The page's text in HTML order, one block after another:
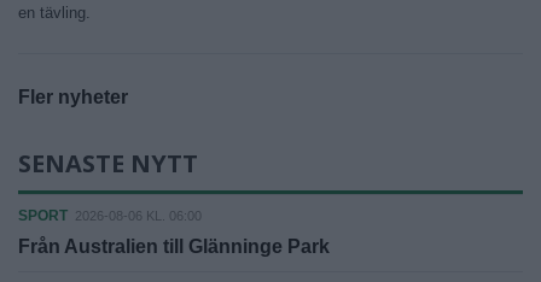
en tävling.
Fler nyheter
SENASTE NYTT
SPORT 2026-08-06 KL. 06:00
Från Australien till Glänninge Park